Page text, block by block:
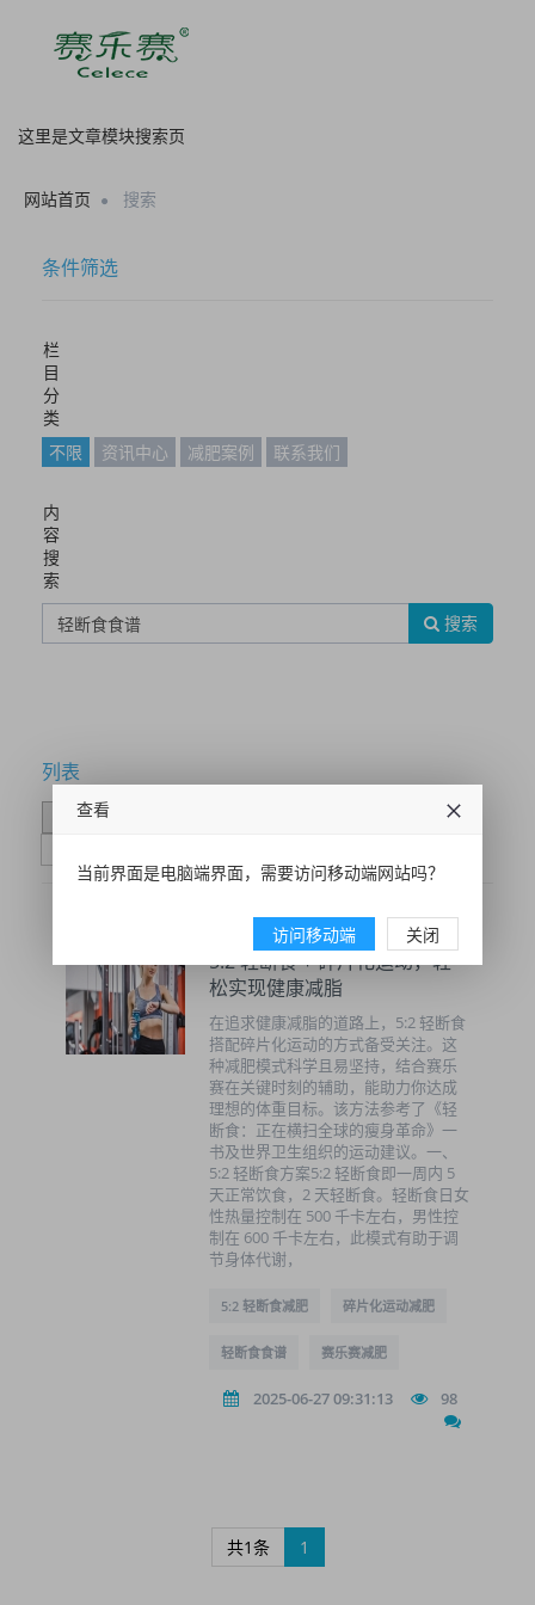
这里是文章模块搜索页
网站首页 搜索
条件筛选
栏
目
分
类
不限
资讯中心 减肥案例 联系我们
内
容
搜
索
搜索
列表
时间排序
5:2 轻断食 + 碎片化运动，轻
松实现健康减脂
在追求健康减脂的道路上，5:2 轻断食
搭配碎片化运动的方式备受关注。这
种减肥模式科学且易坚持，结合赛乐
赛在关键时刻的辅助，能助力你达成
理想的体重目标。该方法参考了《轻
断食：正在横扫全球的瘦身革命》一
书及世界卫生组织的运动建议。一、
5:2 轻断食方案5:2 轻断食即一周内 5
天正常饮食，2 天轻断食。轻断食日女
性热量控制在 500 千卡左右，男性控
制在 600 千卡左右，此模式有助于调
节身体代谢，
5:2 轻断食减肥 碎片化运动减肥
轻断食食谱 赛乐赛减肥
2025-06-27 09:31:13 98
共1条 1
查看
当前界面是电脑端界面，需要访问移动端网站吗？
访问移动端 关闭